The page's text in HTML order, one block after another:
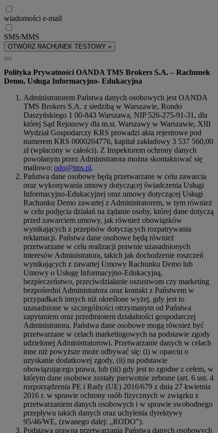
wiadomości e-mail
SMS/MMS
OTWÓRZ RACHUNEK TESTOWY »
Polityka Prywatności OANDA TMS Brokers S.A. – Rachunek
Demo, Usługa Informacyjno- Edukacyjna
Administratorem Państwa danych osobowych jest OANDA
TMS Brokers S.A. z siedzibą w Warszawie, Rondo
Daszyńskiego 1 00-843 Warszawa, NIP 526-275-91-31, dla
której Sąd Rejonowy dla m.st. Warszawy w Warszawie, XIII
Wydział Gospodarczy KRS prowadzi akta rejestrowe pod
numerem KRS 0000204776, kapitał zakładowy 3 537 560,00
zł (wpłacony w całości). Z Inspektorem ochrony danych
powołanym przez Administratora można skontaktować się
mailowo: odo@tms.pl.
Państwa dane osobowe będą przetwarzane w celu zawarcia
oraz wykonywania umowy dotyczącej świadczenia Usługi
Informacyjno-Edukacyjnej oraz umowy dotyczącej Usługi
Rachunku Demo zawartej z Administratorem, w tym również
w celu podjęcia działań na żądanie osoby, której dane dotyczą
przed zawarciem umowy, jak również obowiązków
wynikających z przepisów dotyczących rozpatrywania
reklamacji. Państwa dane osobowe będą również
przetwarzane w celu realizacji prawnie uzasadnionych
interesów Administratora, takich jak dochodzenie roszczeń
wynikających z zawartej Umowy Rachunku Demo lub
Umowy o Usługę Informacyjno-Edukacyjną,
bezpieczeństwo, przeciwdziałanie oszustwom czy marketing
bezpośredni Administratora oraz kontakt z Państwem w
przypadkach innych niż określone wyżej, gdy jest to
uzasadnione w szczególności otrzymanym od Państwa
zapytaniem oraz przedmiotem działalności gospodarczej
Administratora. Państwa dane osobowe mogą również być
przetwarzane w celach marketingowych na podstawie zgody
udzielonej Administratorowi. Przetwarzanie danych w celach
inne niż powyższe może odbywać się: (i) w oparciu o
uzyskanie dodatkowej zgody, (ii) na podstawie
obowiązującego prawa, lub (iii) gdy jest to zgodne z celem, w
którym dane osobowe zostały pierwotnie zebrane (art. 6 ust. 4
rozporządzenia PE i Rady (UE) 2016/679 z dnia 27 kwietnia
2016 r. w sprawie ochrony osób fizycznych w związku z
przetwarzaniem danych osobowych i w sprawie swobodnego
przepływu takich danych oraz uchylenia dyrektywy
95/46/WE, (zwanego dalej: „RODO”).
Podstawą prawną przetwarzania Państwa danych osobowych